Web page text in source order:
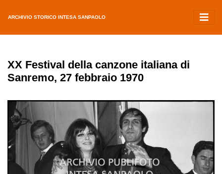
ARCHIVIO STORICO INTESA SANPAOLO
XX Festival della canzone italiana di
Sanremo, 27 febbraio 1970